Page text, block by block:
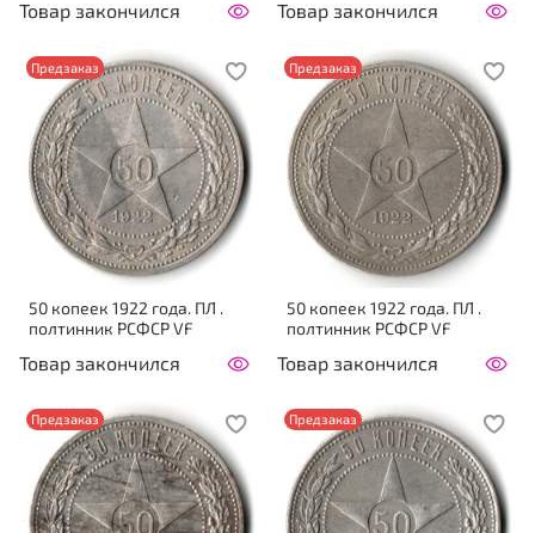
Товар закончился Товар закончился
Предзаказ
50 копеек 1922 года. ПЛ .
полтинник РСФСР VF
Товар закончился
Предзаказ
50 копеек 1922 года. ПЛ .
полтинник РСФСР VF
Товар закончился
Предзаказ Предзаказ